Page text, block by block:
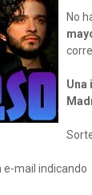
No
Una
e-mail indicando